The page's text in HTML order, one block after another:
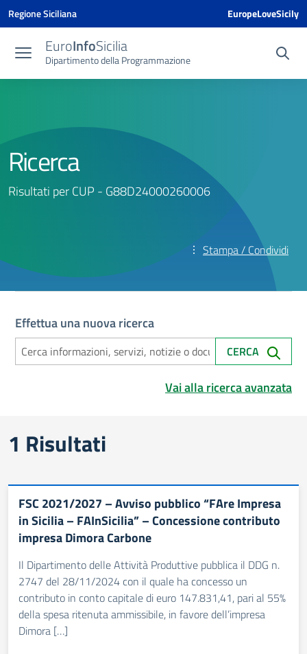
Vai ai contenuti
Vai al menu di navigazione
Vai al footer
Vai al banner delle Cookie Policy
Regione Siciliana EuropeLoveSicily
EuroInfoSicilia
Dipartimento della Programmazione
Ricerca
Risultati per CUP - G88D24000260006
Stampa / Condividi
Effettua una nuova ricerca
CERCA
Vai alla ricerca avanzata
Risultati di ricerca
1 Risultati
FSC 2021/2027 – Avviso pubblico “FAre Impresa
in Sicilia – FAInSicilia” – Concessione contributo
impresa Dimora Carbone
Il Dipartimento delle Attività Produttive pubblica il DDG n.
2747 del 28/11/2024 con il quale ha concesso un
contributo in conto capitale di euro 147.831,41, pari al 55%
della spesa ritenuta ammissibile, in favore dell’impresa
Dimora […]